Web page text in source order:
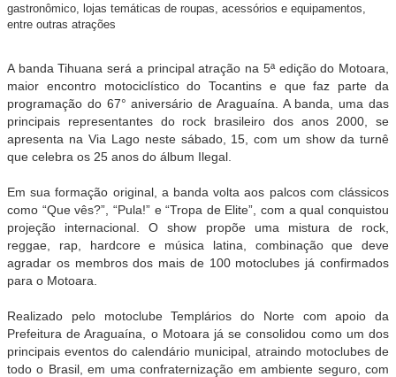
gastronômico, lojas temáticas de roupas, acessórios e equipamentos,
entre outras atrações
A banda Tihuana será a principal atração na 5ª edição do Motoara,
maior encontro motociclístico do Tocantins e que faz parte da
programação do 67° aniversário de Araguaína. A banda, uma das
principais representantes do rock brasileiro dos anos 2000, se
apresenta na Via Lago neste sábado, 15, com um show da turnê
que celebra os 25 anos do álbum Ilegal.
Em sua formação original, a banda volta aos palcos com clássicos
como “Que vês?”, “Pula!” e “Tropa de Elite”, com a qual conquistou
projeção internacional. O show propõe uma mistura de rock,
reggae, rap, hardcore e música latina, combinação que deve
agradar os membros dos mais de 100 motoclubes já confirmados
para o Motoara.
Realizado pelo motoclube Templários do Norte com apoio da
Prefeitura de Araguaína, o Motoara já se consolidou como um dos
principais eventos do calendário municipal, atraindo motoclubes de
todo o Brasil, em uma confraternização em ambiente seguro, com